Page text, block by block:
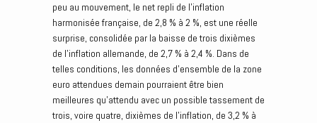
peu au mouvement, le net repli de l’inflation
harmonisée française, de 2,8 % à 2 %, est une réelle
surprise, consolidée par la baisse de trois dixièmes
de l’inflation allemande, de 2,7 % à 2,4 %. Dans de
telles conditions, les données d’ensemble de la zone
euro attendues demain pourraient être bien
meilleures qu’attendu avec un possible tassement de
trois, voire quatre, dixièmes de l’inflation, de 3,2 % à